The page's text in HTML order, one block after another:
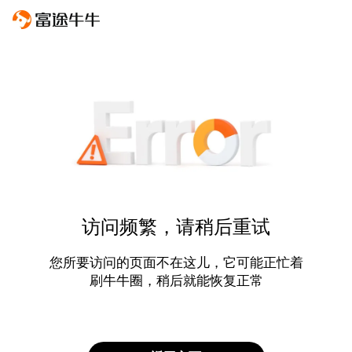
访问频繁，请稍后重试
您所要访问的页面不在这儿，它可能正忙着
刷牛牛圈，稍后就能恢复正常